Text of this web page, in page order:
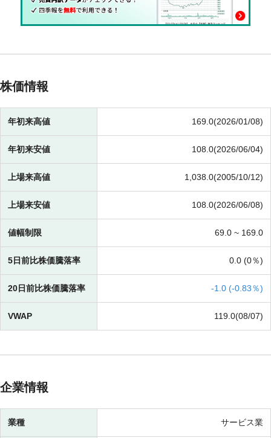
株価情報
年初来高値 169.0(2026/01/08)
年初来安値 108.0(2026/06/04)
上場来高値 1,038.0(2005/10/12)
上場来安値 108.0(2026/06/08)
値幅制限 69.0 ~ 169.0
5日前比株価騰落率 0.0 (0％)
20日前比株価騰落率 -1.0 (-0.83％)
VWAP 119.0(08/07)
企業情報
業種 サービス業